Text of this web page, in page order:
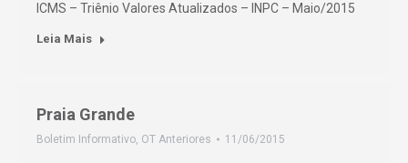
ICMS – Triênio Valores Atualizados – INPC – Maio/2015
Leia Mais
Praia Grande
Boletim Informativo, OT Anteriores 11/06/2015